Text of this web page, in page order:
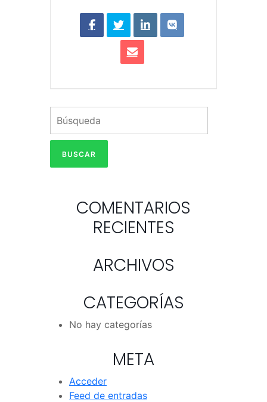
COMENTARIOS
RECIENTES
ARCHIVOS
CATEGORÍAS
No hay categorías
META
Acceder
Feed de entradas